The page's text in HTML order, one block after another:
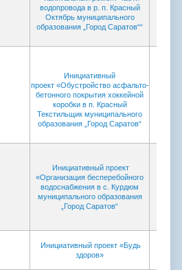
водопровода в р. п. Красный
Октябрь муниципального
образования „Город Саратов““
Инициативный
проект «Обустройство асфальто-
бетонного покрытия хоккейной
коробки в п. Красный
Текстильщик муниципального
образования „Город Саратов“
Инициативный проект
«Организация бесперебойного
водоснабжения в с. Курдюм
муниципального образования
„Город Саратов“
Инициативный проект «Будь
здоров»